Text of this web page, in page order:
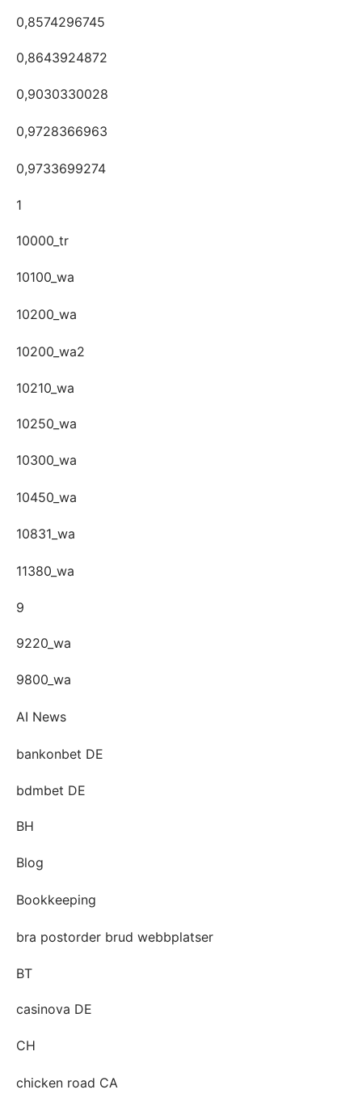
0,8574296745
0,8643924872
0,9030330028
0,9728366963
0,9733699274
1
10000_tr
10100_wa
10200_wa
10200_wa2
10210_wa
10250_wa
10300_wa
10450_wa
10831_wa
11380_wa
9
9220_wa
9800_wa
AI News
bankonbet DE
bdmbet DE
BH
Blog
Bookkeeping
bra postorder brud webbplatser
BT
casinova DE
CH
chicken road CA